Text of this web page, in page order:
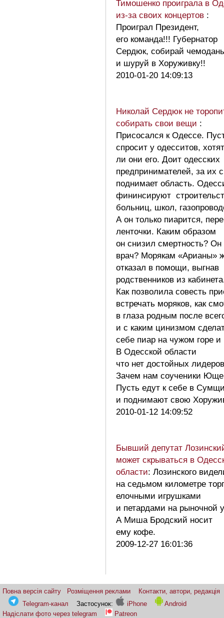
Тимошенко проиграла в
из-за своих концертов :
Проиграл Президент,
его команда!!! Губернатор
Сердюк, собирай
и шуруй в Хоруживку!!
2010-01-20 14:09:13
Николай Сердюк не
собирать свои вещи :
Присосался к Одессе.
спросит у одесситов, хотят
ли они его. Доит одесских
предпринимателей, за их
поднимает область.
фининсируют
больниц, школ,
А он только пиарится,
ленточки. Каким образом
он снизил смертность? Он
врач? Морякам «Арианы»
отказал в помощи, выгнав
родственников из
Как позволила совесть
встречать моряков, как
в глаза родным после
и с каким цинизмом
себе пиар на чужом горе и
В Одесской области
что нет достойных
Зачем нам соученики
Пусть едут к себе в
и поднимают свою
2010-01-12 14:09:52
Бывший депутат
может скрываться в
области: Лозинского
на седьмом километре
елочными игрушками
и петардами на рыночной
А Миша Бродский носит
ему кофе.
2009-12-27 16:01:36
Повна версія сайту Розміщення реклами
Контакти, автори, редакція
Telegram-канал
Застосунок: iPhone
Android
Надіслати фото через telegram
Patreon